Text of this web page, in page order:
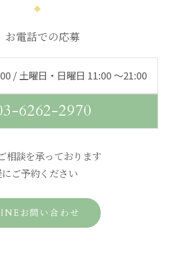
お電話での応募
/ 土曜日・日曜日 11:00 ～21:00
6262-2970
相談を承っております
ご予約ください
お問い合わせ